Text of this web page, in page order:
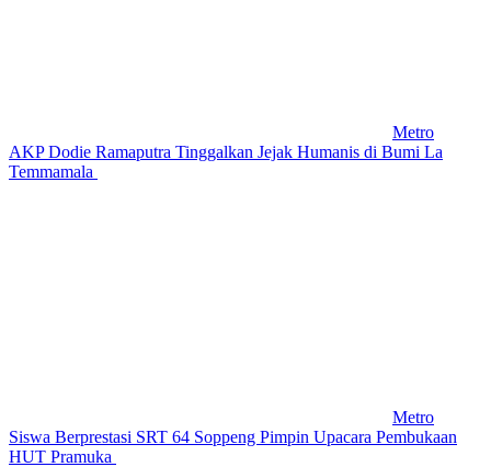
Metro
AKP Dodie Ramaputra Tinggalkan Jejak Humanis di Bumi La
Temmamala
Metro
Siswa Berprestasi SRT 64 Soppeng Pimpin Upacara Pembukaan
HUT Pramuka